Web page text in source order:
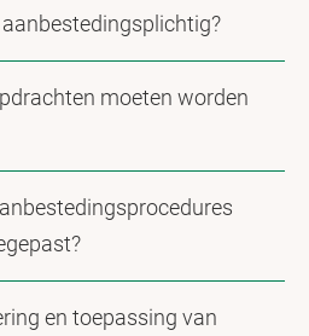
aanbestedingsplichtig?
moeten worden
en toepassing van